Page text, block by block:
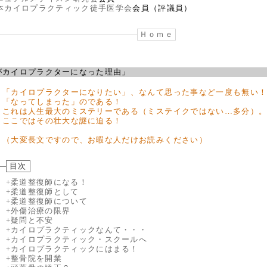
カイロプラクティック徒手医学会会員（評議員）
Ｈｏｍｅ
イロプラクターになった理由」
カイロプラクターになりたい」、なんて思った事など一度も無い！
なってしまった」のである！
れは人生最大のミステリーである（ミステイクではない…多分）。
こではその壮大な謎に迫る！
大変長文ですので、お暇な人だけお読みください）
目次
+柔道整復師になる！
+柔道整復師として
+柔道整復師について
+外傷治療の限界
+疑問と不安
+カイロプラクティックなんて・・・
+カイロプラクティック・スクールへ
+カイロプラクティックにはまる！
+整骨院を開業